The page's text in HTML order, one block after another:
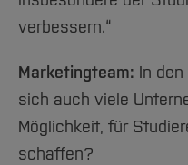
verbessern.“
Marketingteam: In
sich auch viele
Möglichkeit, für
schaffen?